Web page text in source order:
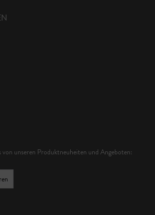
von unseren Produktneuheiten und Angeboten: